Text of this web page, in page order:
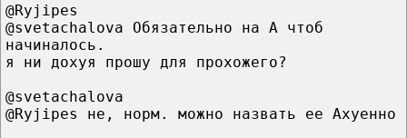
@Ryjipes
@svetachalova Обязательно на А чтоб
начиналось.
я ни дохуя прошу для прохожего?
@svetachalova
@Ryjipes не, норм. можно назвать ее Ахуенно